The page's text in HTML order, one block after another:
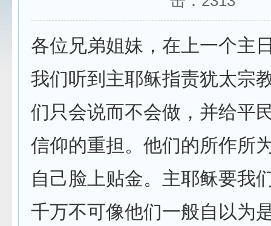
各位兄弟姐妹，在上一个主
我们听到主耶稣指责犹太宗
们只会说而不会做，并给平
信仰的重担。他们的所作所
自己脸上贴金。主耶稣要我
千万不可像他们一般自以为